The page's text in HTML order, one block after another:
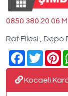
0850 380 20 06
Raf Filesi , Depo
Facebook
Kocaeli